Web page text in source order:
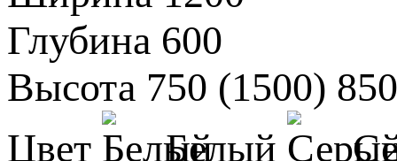
Глубина 600
Высота 750 (1500)
Цвет
Белый